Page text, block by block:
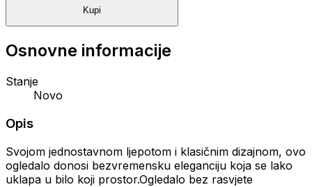
Kupi
Osnovne informacije
Stanje
Novo
Opis
Svojom jednostavnom ljepotom i klasičnim dizajnom, ovo
ogledalo donosi bezvremensku eleganciju koja se lako
uklapa u bilo koji prostor.Ogledalo bez rasvjete